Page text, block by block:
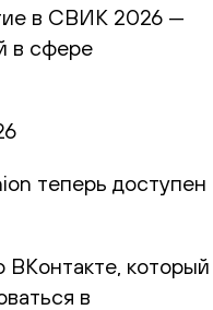
в СВИК 2026 —
в сфере
теперь доступен
ВКонтакте, который
в